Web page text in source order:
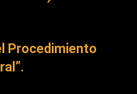
Procedimiento